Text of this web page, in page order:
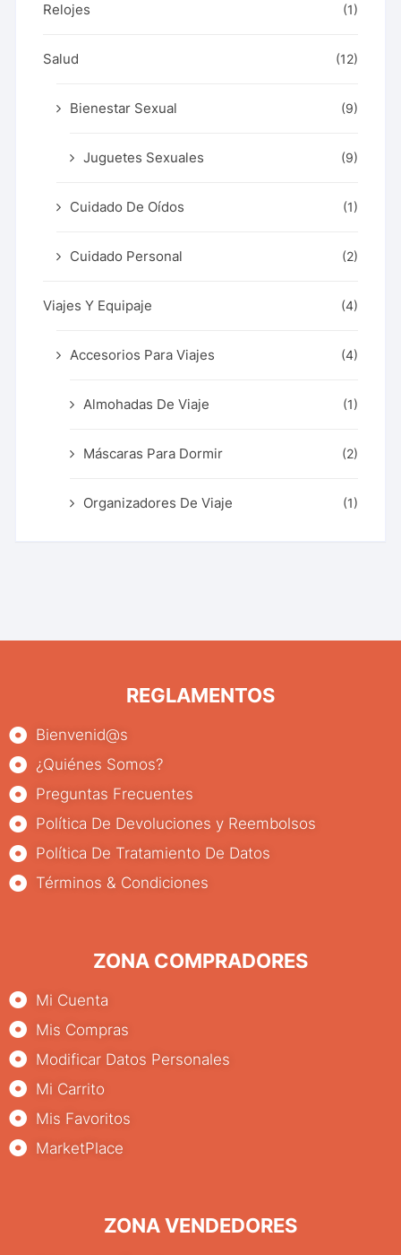
Relojes (1)
Salud (12)
Bienestar Sexual (9)
Juguetes Sexuales (9)
Cuidado De Oídos (1)
Cuidado Personal (2)
Viajes Y Equipaje (4)
Accesorios Para Viajes (4)
Almohadas De Viaje (1)
Máscaras Para Dormir (2)
Organizadores De Viaje (1)
REGLAMENTOS
Bienvenid@s
¿Quiénes Somos?
Preguntas Frecuentes
Política De Devoluciones y Reembolsos
Política De Tratamiento De Datos
Términos & Condiciones
ZONA COMPRADORES
Mi Cuenta
Mis Compras
Modificar Datos Personales
Mi Carrito
Mis Favoritos
MarketPlace
ZONA VENDEDORES